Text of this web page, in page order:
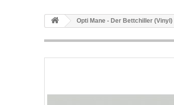
Opti Mane - Der Bettchiller (Vinyl)